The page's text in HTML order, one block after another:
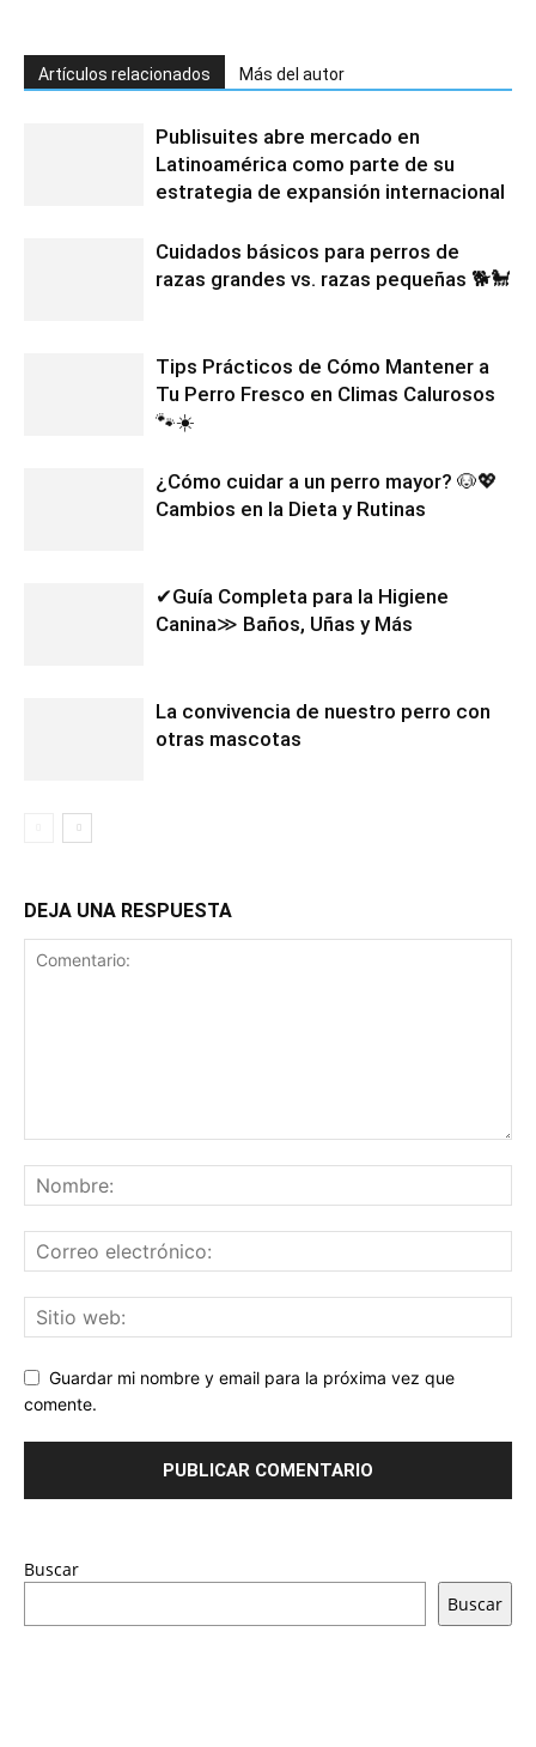
Artículos relacionados Más del autor
Publisuites abre mercado en
Latinoamérica como parte de su
estrategia de expansión internacional
Cuidados básicos para perros de
razas grandes vs. razas pequeñas 🐕🐩
Tips Prácticos de Cómo Mantener a
Tu Perro Fresco en Climas Calurosos
🐾☀️
¿Cómo cuidar a un perro mayor? 🐶💖
Cambios en la Dieta y Rutinas
✔Guía Completa para la Higiene
Canina≫ Baños, Uñas y Más
La convivencia de nuestro perro con
otras mascotas
DEJA UNA RESPUESTA
Guardar mi nombre y email para la próxima vez que
comente.
Buscar
Buscar